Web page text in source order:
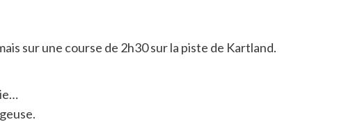
sur une course de 2h30 sur la piste de Kartland.